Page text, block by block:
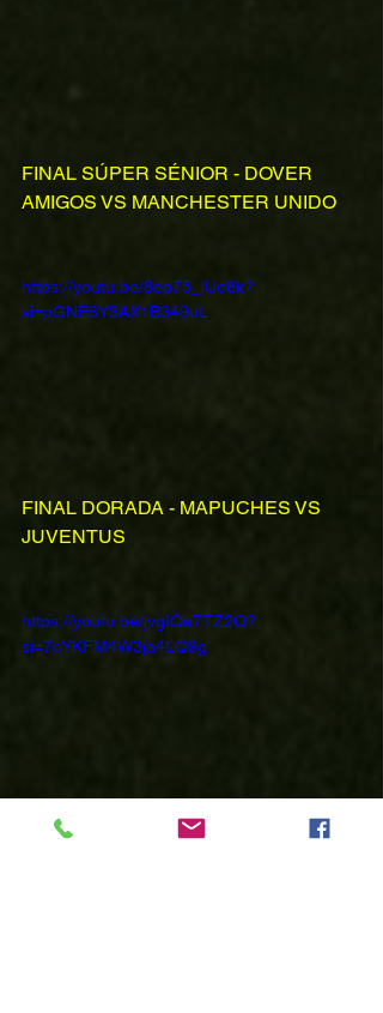
FINAL SÚPER SÉNIOR - DOVER
AMIGOS VS MANCHESTER UNIDO
https://youtu.be/8ep75_lUo8k?
si=pGNE6Y3AX1B349uL
FINAL DORADA - MAPUCHES VS
JUVENTUS
https://youtu.be/jvgIQa7TZ2Q?
si=7cYKFM4W3ja4LQ9g
FINAL DIAMANTE - MARKETING VS